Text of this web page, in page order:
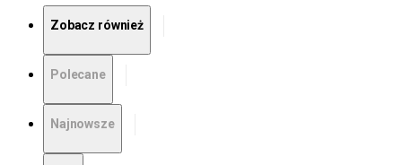
Zobacz również
Polecane
Najnowsze